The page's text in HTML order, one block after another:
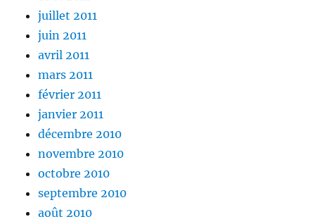
juillet 2011
juin 2011
avril 2011
mars 2011
février 2011
janvier 2011
décembre 2010
novembre 2010
octobre 2010
septembre 2010
août 2010